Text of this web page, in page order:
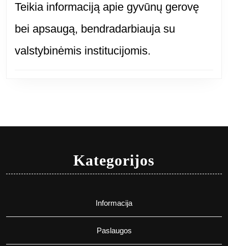
Teikia informaciją apie gyvūnų gerovę
bei apsaugą, bendradarbiauja su
valstybinėmis institucijomis.
Kategorijos
Informacija
Paslaugos